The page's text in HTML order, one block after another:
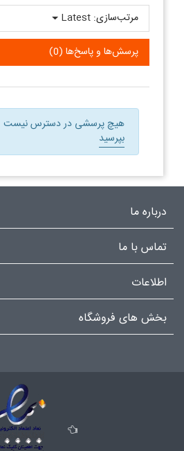
پرسش‌ها و پاسخ‌ها (0)
مرتب‌سازی: Latest
هیچ پرسشی در دسترس نیست
بپرسید
درباره ما
تماس با ما
اطلاعات
بخش های فروشگاه